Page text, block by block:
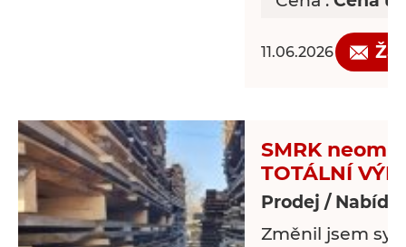
11.06.2026
SMRK
TOTÁLNÍ
Prodej /
Změnil jsem